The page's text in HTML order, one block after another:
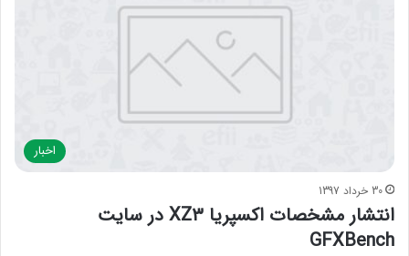
اخبار
30 خرداد 1397
انتشار مشخصات اکسپریا XZ۳ در سایت
GFXBench